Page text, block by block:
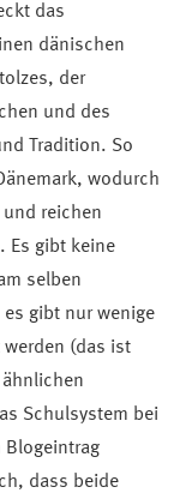
das
dänischen
der
und des
Tradition. So
wodurch
reichen
Es gibt keine
selben
gibt nur wenige
(das ist
Schulsystem bei
Blogeintrag
dass beide